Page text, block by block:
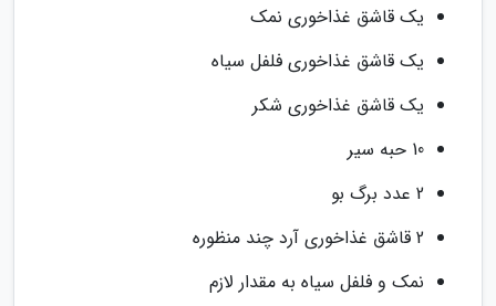
یک قاشق غذاخوری نمک
یک قاشق غذاخوری فلفل سیاه
یک قاشق غذاخوری شکر
10 حبه سیر
2 عدد برگ بو
2 قاشق غذاخوری آرد چند منظوره
نمک و فلفل سیاه به مقدار لازم